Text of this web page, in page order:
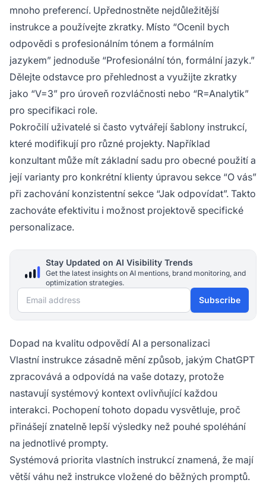
mnoho preferencí. Upřednostněte nejdůležitější
instrukce a používejte zkratky. Místo “Ocenil bych
odpovědi s profesionálním tónem a formálním
jazykem” jednoduše “Profesionální tón, formální jazyk.”
Dělejte odstavce pro přehlednost a využijte zkratky
jako “V=3” pro úroveň rozvláčnosti nebo “R=Analytik”
pro specifikaci role.
Pokročilí uživatelé si často vytvářejí šablony instrukcí,
které modifikují pro různé projekty. Například
konzultant může mít základní sadu pro obecné použití a
její varianty pro konkrétní klienty úpravou sekce “O vás”
při zachování konzistentní sekce “Jak odpovídat”. Takto
zachováte efektivitu i možnost projektově specifické
personalizace.
Stay Updated on AI Visibility Trends
Get the latest insights on AI mentions, brand monitoring, and
optimization strategies.
Email address Subscribe
Dopad na kvalitu odpovědí AI a personalizaci
Vlastní instrukce zásadně mění způsob, jakým ChatGPT
zpracovává a odpovídá na vaše dotazy, protože
nastavují systémový kontext ovlivňující každou
interakci. Pochopení tohoto dopadu vysvětluje, proč
přinášejí znatelně lepší výsledky než pouhé spoléhání
na jednotlivé prompty.
Systémová priorita vlastních instrukcí znamená, že mají
větší váhu než instrukce vložené do běžných promptů.